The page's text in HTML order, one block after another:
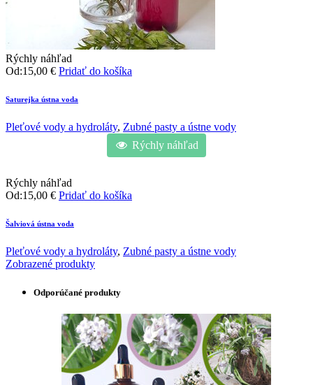
Rýchly náhľad
Od:15,00 € Pridať do košíka
Saturejka ústna voda
Pleťové vody a hydroláty, Zubné pasty a ústne vody
Rýchly náhľad
Rýchly náhľad
Od:15,00 € Pridať do košíka
Šalviová ústna voda
Pleťové vody a hydroláty, Zubné pasty a ústne vody
Zobrazené produkty
Odporúčané produkty